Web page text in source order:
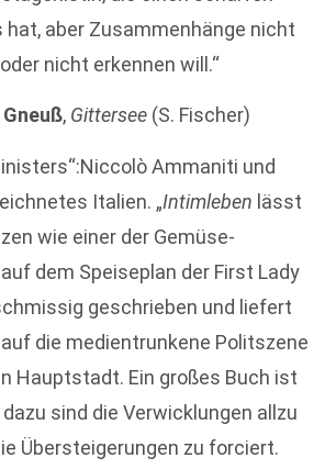
hat, aber Zusammenhänge nicht
nicht erkennen will.“
, Gittersee (S. Fischer)
Ammaniti und
Italien. „Intimleben lässt
wie einer der Gemüse-
dem Speiseplan der First Lady
geschrieben und liefert
die medientrunkene Politszene
Hauptstadt. Ein großes Buch ist
sind die Verwicklungen allzu
Übersteigerungen zu forciert.